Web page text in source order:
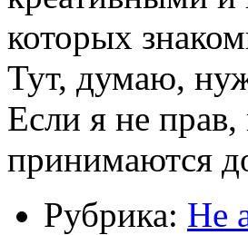
которых
Тут, думаю,
Если я не
принимаются
Рубрика: Не